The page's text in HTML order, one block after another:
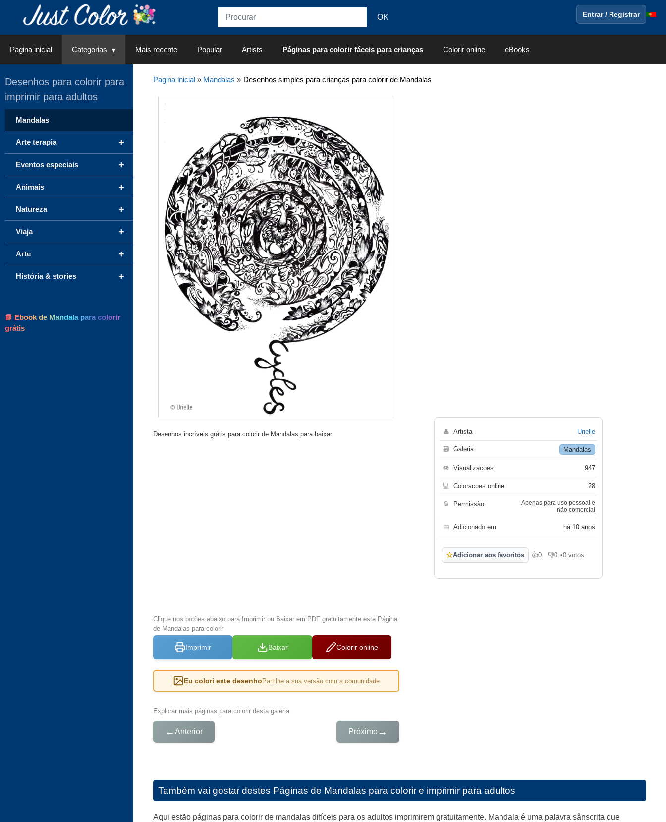
Entrar / Registrar
Pagina inicial Categorias Mais recente Popular Artists Páginas para colorir fáceis para crianças Colorir online eBooks
Pagina inicial» Mandalas » Desenhos simples para crianças para colorir de Mandalas
Desenhos incríveis grátis para colorir de Mandalas para baixar
Clique nos botões abaixo para Imprimir ou Baixar em PDF gratuitamente este Página
de Mandalas para colorir
Imprimir Baixar Colorir online
Eu colori este desenhoPartilhe a sua versão com a comunidade
Explorar mais páginas para colorir desta galeria
← Anterior Próximo →
👤 Artista Urielle
🗃 Galeria Mandalas
👁 Visualizacoes 947
💻 Coloracoes online 28
🔒 Permissão
Apenas para uso pessoal e
não comercial
📅 Adicionado em há 10 anos
☆Adicionar aos favoritos 👍0
Gosto 👎0
Não gosto
•0 votos
Também vai gostar destes Páginas de Mandalas para colorir e imprimir para adultos
Aqui estão páginas para colorir de mandalas difíceis para os adultos imprimirem gratuitamente. Mandala é uma palavra sânscrita que
Desenhos para colorir para
imprimir para adultos
Mandalas
+
Arte terapia
+
Eventos especiais
+
Animais
+
Natureza
+
Viaja
+
Arte
+
História & stories
📘 Ebook de Mandala para colorir
grátis